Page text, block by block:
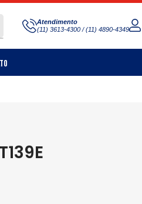
Atendimento
(11) 3613-4300 / (11) 4890-4349